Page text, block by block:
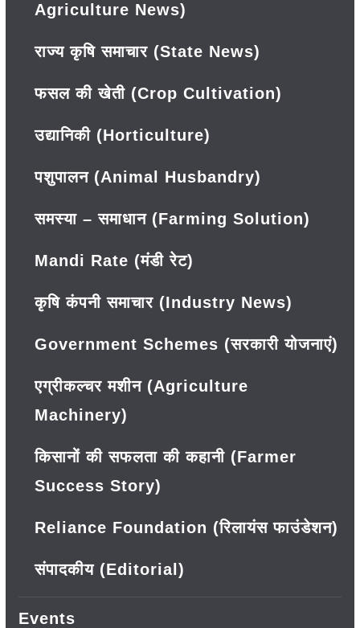
Agriculture News)
राज्य कृषि समाचार (State News)
फसल की खेती (Crop Cultivation)
उद्यानिकी (Horticulture)
पशुपालन (Animal Husbandry)
समस्या – समाधान (Farming Solution)
Mandi Rate (मंडी रेट)
कृषि कंपनी समाचार (Industry News)
Government Schemes (सरकारी योजनाएं)
एग्रीकल्चर मशीन (Agriculture
Machinery)
किसानों की सफलता की कहानी (Farmer
Success Story)
Reliance Foundation (रिलायंस फाउंडेशन)
संपादकीय (Editorial)
Events